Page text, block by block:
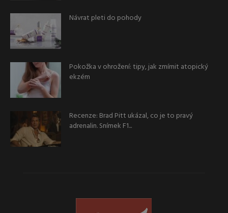
Návrat pleti do pohody
Pokožka v ohrožení: tipy, jak zmírnit atopický
ekzém
Recenze: Brad Pitt ukázal, co je to pravý
adrenalin. Snímek F1...